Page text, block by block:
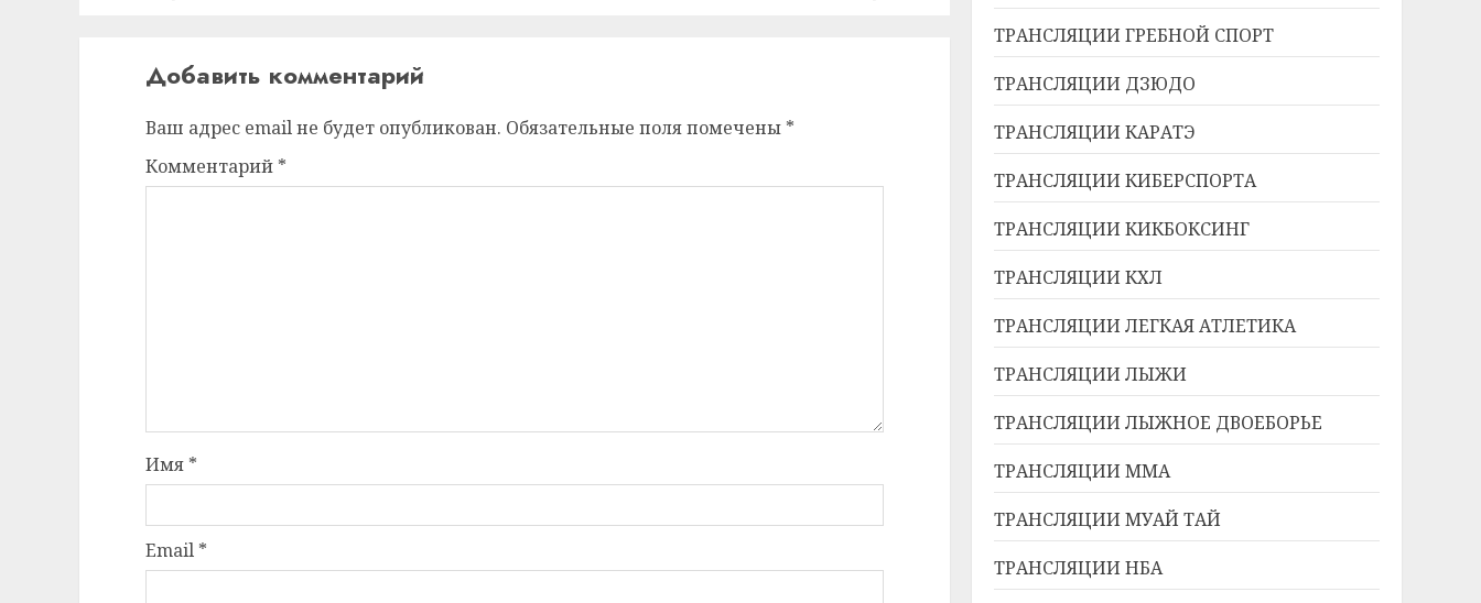
Добавить комментарий
Ваш адрес email не будет опубликован. Обязательные поля помечены *
Комментарий *
Имя *
Email *
ТРАНСЛЯЦИИ ГРЕБНОЙ СПОРТ
ТРАНСЛЯЦИИ ДЗЮДО
ТРАНСЛЯЦИИ КАРАТЭ
ТРАНСЛЯЦИИ КИБЕРСПОРТА
ТРАНСЛЯЦИИ КИКБОКСИНГ
ТРАНСЛЯЦИИ КХЛ
ТРАНСЛЯЦИИ ЛЕГКАЯ АТЛЕТИКА
ТРАНСЛЯЦИИ ЛЫЖИ
ТРАНСЛЯЦИИ ЛЫЖНОЕ ДВОЕБОРЬЕ
ТРАНСЛЯЦИИ ММА
ТРАНСЛЯЦИИ МУАЙ ТАЙ
ТРАНСЛЯЦИИ НБА